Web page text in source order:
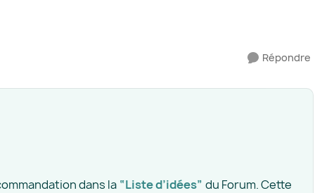
Répondre
dans la “Liste d’idées” du Forum. Cette